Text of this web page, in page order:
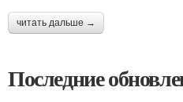
читать дальше →
Последние